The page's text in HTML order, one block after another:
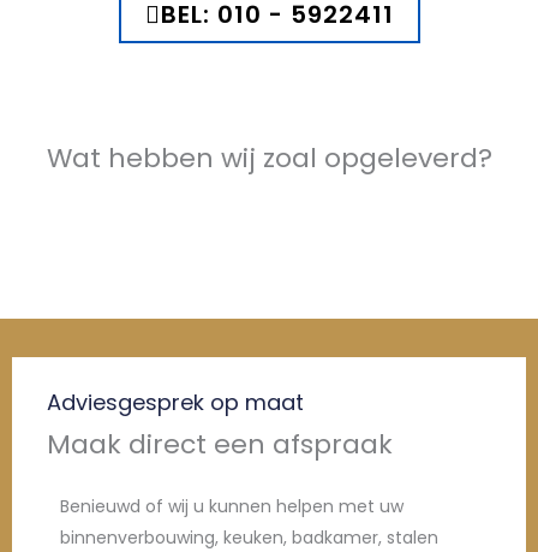
BEL: 010 - 5922411
Wat hebben wij zoal opgeleverd?
Adviesgesprek op maat
Maak direct een afspraak
Benieuwd of wij u kunnen helpen met uw
binnenverbouwing, keuken, badkamer, stalen